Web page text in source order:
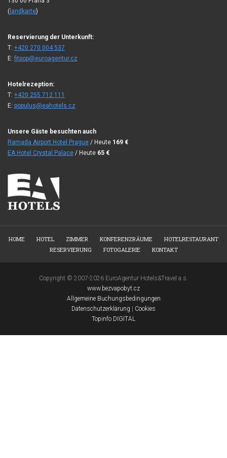
( landkarte)
Reservierung der Unterkunft:
T: +420 270 004 537
E:fitpop@euroagentur.cz
Hotelrezeption:
T: +420 255 712 111
E: populus@eahotels.cz
Unsere Gäste besuchten auch
Ramada Airport Hotel Prague / Heute 169 €
EA Hotel Crystal Palace / Heute 65 €
HOME HOTEL ZIMMER KONFERENZRÄUME
HOTELRESTAURANT
RESERVIERUNG
FOTOGALERIE KONTAKT
Copyright © 2007-2026 EuroAgentur Hotels&Travel a.s.
www.bezvapobyt.cz
Allgemeine Buchungsbedingungen
Datenschutzerklärung
Cookies
Topinfo DIGITAL